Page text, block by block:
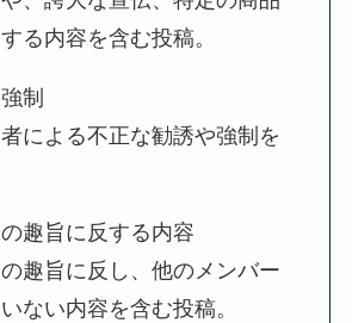
る内容を含む投稿。
制
による不正な勧誘や強制を
趣旨に反する内容
趣旨に反し、他のメンバー
ない内容を含む投稿。